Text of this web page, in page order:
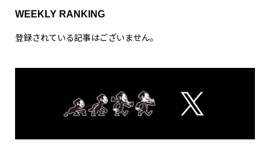
WEEKLY RANKING
登録されている記事はございません。